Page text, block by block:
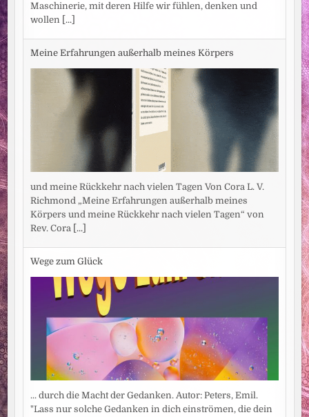
Maschinerie, mit deren Hilfe wir fühlen, denken und
wollen [...]
Meine Erfahrungen außerhalb meines Körpers
und meine Rückkehr nach vielen Tagen Von Cora L. V.
Richmond „Meine Erfahrungen außerhalb meines
Körpers und meine Rückkehr nach vielen Tagen“ von
Rev. Cora [...]
Wege zum Glück
... durch die Macht der Gedanken. Autor: Peters, Emil.
"Lass nur solche Gedanken in dich einströmen, die dein